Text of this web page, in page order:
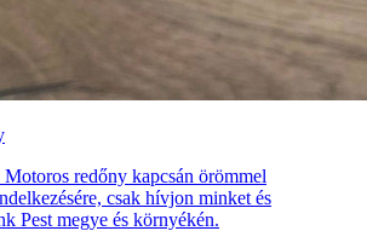
Motoros redőny kapcsán örömmel
csak hívjon minket és
Pest megye és környékén.